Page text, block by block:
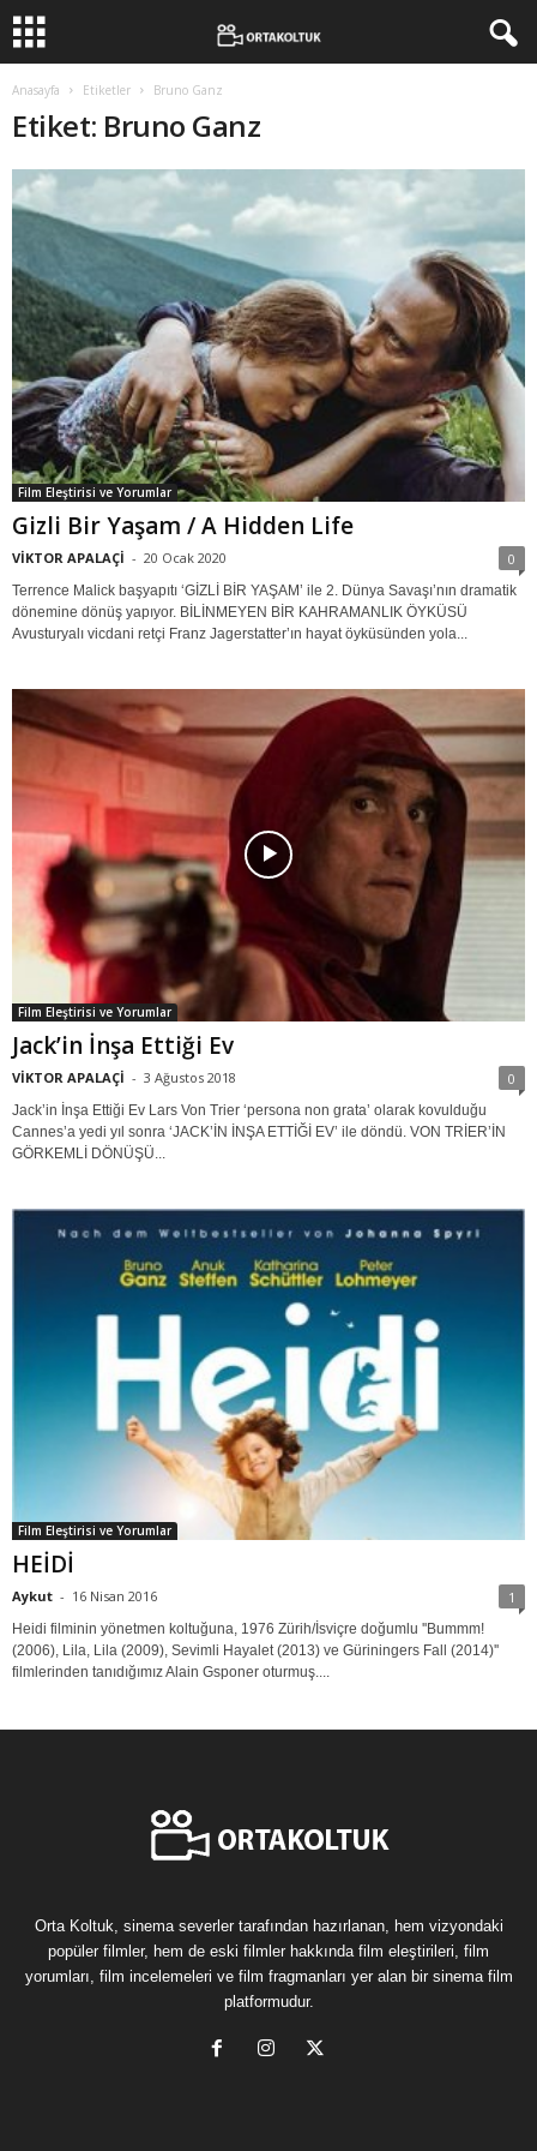
Anasayfa Etiketler Bruno Ganz
Etiket: Bruno Ganz
Film Eleştirisi ve Yorumlar
Gizli Bir Yaşam / A Hidden Life
VİKTOR APALAÇİ - 20 Ocak 2020 0
Terrence Malick başyapıtı ‘GİZLİ BİR YAŞAM’ ile 2. Dünya Savaşı’nın dramatik
dönemine dönüş yapıyor. BİLİNMEYEN BİR KAHRAMANLIK ÖYKÜSÜ
Avusturyalı vicdani retçi Franz Jagerstatter’ın hayat öyküsünden yola...
Film Eleştirisi ve Yorumlar
Jack’in İnşa Ettiği Ev
VİKTOR APALAÇİ - 3 Ağustos 2018 0
Jack’in İnşa Ettiği Ev Lars Von Trier ‘persona non grata’ olarak kovulduğu
Cannes’a yedi yıl sonra ‘JACK’İN İNŞA ETTİĞİ EV’ ile döndü. VON TRİER’İN
GÖRKEMLİ DÖNÜŞÜ...
Film Eleştirisi ve Yorumlar
HEİDİ
Aykut - 16 Nisan 2016 1
Heidi filminin yönetmen koltuğuna, 1976 Zürih/İsviçre doğumlu ''Bummm!
(2006), Lila, Lila (2009), Sevimli Hayalet (2013) ve Güriningers Fall (2014)''
filmlerinden tanıdığımız Alain Gsponer oturmuş....
Orta Koltuk, sinema severler tarafından hazırlanan, hem vizyondaki
popüler filmler, hem de eski filmler hakkında film eleştirileri, film
yorumları, film incelemeleri ve film fragmanları yer alan bir sinema film
platformudur.